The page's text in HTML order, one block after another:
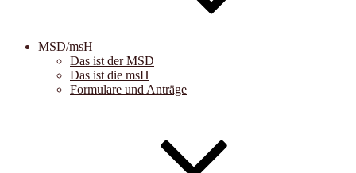
MSD/msH
Das ist der MSD
Das ist die msH
Formulare und Anträge